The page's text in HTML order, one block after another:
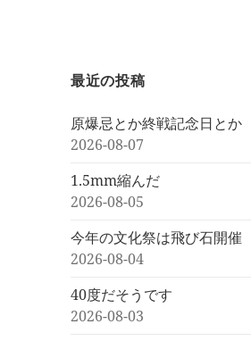
最近の投稿
原爆忌とか終戦記念日とか
2026-08-07
1.5mm縮んだ
2026-08-05
今年の文化祭は飛び石開催
2026-08-04
40度だそうです
2026-08-03